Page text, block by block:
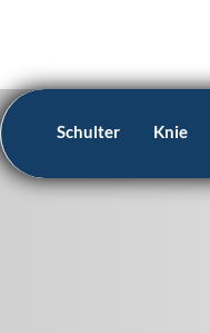
Schulter Knie